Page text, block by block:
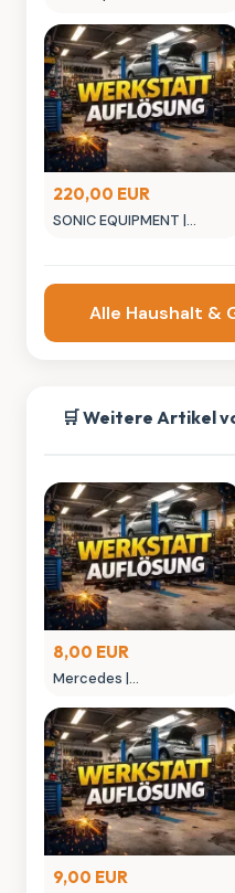
220,00 EUR
SONIC EQUIPMENT |
Alle Haushalt &
🛒 Weitere Artikel
8,00 EUR
Mercedes |
9,00 EUR